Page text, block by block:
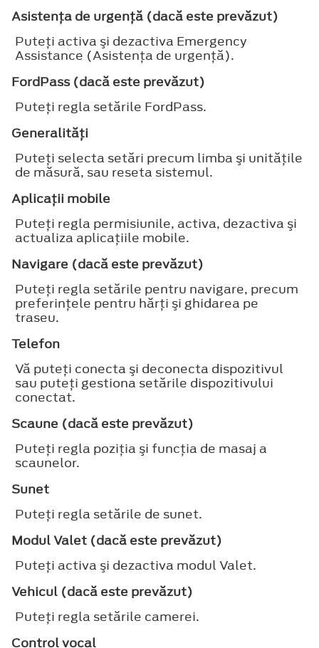
Asistenţa de urgenţă (dacă este prevăzut)
Puteţi activa şi dezactiva Emergency
Assistance (Asistenţa de urgenţă).
FordPass (dacă este prevăzut)
Puteţi regla setările FordPass.
Generalităţi
Puteţi selecta setări precum limba şi unităţile
de măsură, sau reseta sistemul.
Aplicaţii mobile
Puteţi regla permisiunile, activa, dezactiva şi
actualiza aplicaţiile mobile.
Navigare (dacă este prevăzut)
Puteţi regla setările pentru navigare, precum
preferinţele pentru hărţi şi ghidarea pe
traseu.
Telefon
Vă puteţi conecta şi deconecta dispozitivul
sau puteţi gestiona setările dispozitivului
conectat.
Scaune (dacă este prevăzut)
Puteţi regla poziţia şi funcţia de masaj a
scaunelor.
Sunet
Puteţi regla setările de sunet.
Modul Valet (dacă este prevăzut)
Puteţi activa şi dezactiva modul Valet.
Vehicul (dacă este prevăzut)
Puteţi regla setările camerei.
Control vocal